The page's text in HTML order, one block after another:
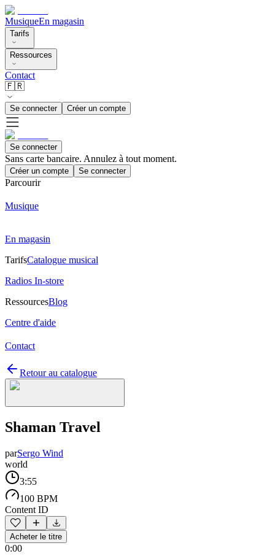
MusiqueEn magasin
Tarifs
Ressources
Contact
🇫🇷
Se connecter Créer un compte
Se connecter
Sans carte bancaire. Annulez à tout moment.
Créer un compte Se connecter
Parcourir
Musique
En magasin
TarifsCatalogue musical
Radios In-store
RessourcesBlog
Centre d'aide
Contact
Retour au catalogue
Shaman Travel
parSergo Wind
world
3:55
100 BPM
Content ID
Acheter le titre
0:00